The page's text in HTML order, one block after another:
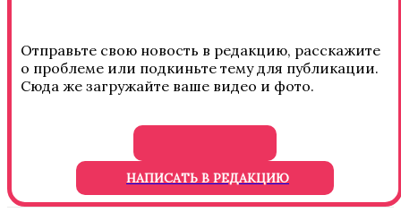
Отправьте свою новость в редакцию, расскажите
о проблеме или подкиньте тему для публикации.
Сюда же загружайте ваше видео и фото.
НАПИСАТЬ В РЕДАКЦИЮ